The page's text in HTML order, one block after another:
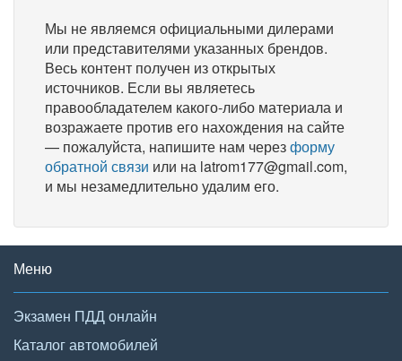
Мы не являемся официальными дилерами
или представителями указанных брендов.
Весь контент получен из открытых
источников. Если вы являетесь
правообладателем какого-либо материала и
возражаете против его нахождения на сайте
— пожалуйста, напишите нам черезформу
обратной связи или на latrom177@gmail.com,
и мы незамедлительно удалим его.
Меню
Экзамен ПДД онлайн
Каталог автомобилей